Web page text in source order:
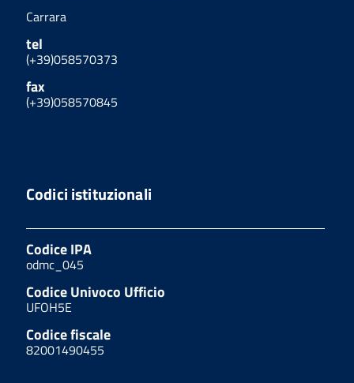
Carrara
tel
(+39)058570373
fax
(+39)058570845
Codici istituzionali
Codice IPA
odmc_045
Codice Univoco Ufficio
UFOH5E
Codice fiscale
82001490455